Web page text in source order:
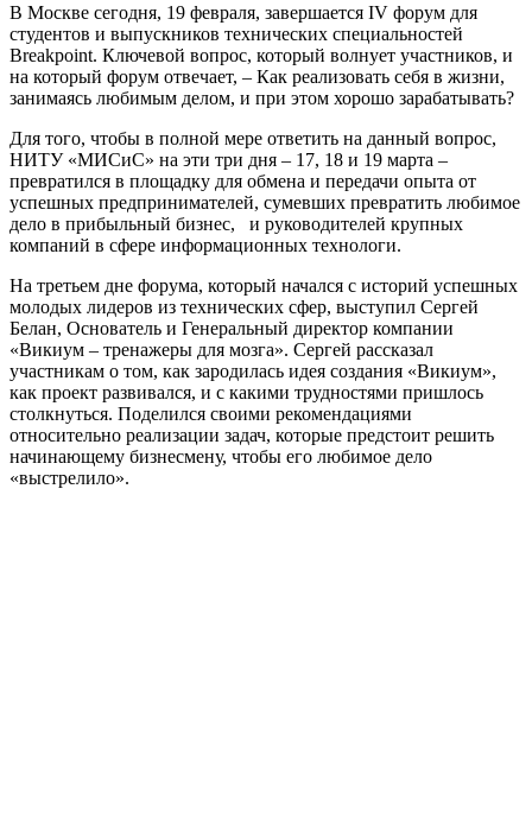
В Москве сегодня, 19 февраля, завершается IV форум для
студентов и выпускников технических специальностей
Breakpoint. Ключевой вопрос, который волнует участников, и
на который форум отвечает, – Как реализовать себя в жизни,
занимаясь любимым делом, и при этом хорошо зарабатывать?
Для того, чтобы в полной мере ответить на данный вопрос,
НИТУ «МИСиС» на эти три дня – 17, 18 и 19 марта –
превратился в площадку для обмена и передачи опыта от
успешных предпринимателей, сумевших превратить любимое
дело в прибыльный бизнес, и руководителей крупных
компаний в сфере информационных технологи.
На третьем дне форума, который начался с историй успешных
молодых лидеров из технических сфер, выступил Сергей
Белан, Основатель и Генеральный директор компании
«Викиум – тренажеры для мозга». Сергей рассказал
участникам о том, как зародилась идея создания «Викиум»,
как проект развивался, и с какими трудностями пришлось
столкнуться. Поделился своими рекомендациями
относительно реализации задач, которые предстоит решить
начинающему бизнесмену, чтобы его любимое дело
«выстрелило».